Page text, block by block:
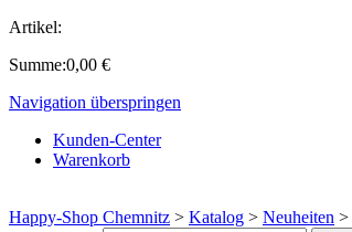
Artikel:
Summe:0,00 €
Navigation überspringen
Kunden-Center
Warenkorb
Happy-Shop Chemnitz > Katalog > Neuheiten >